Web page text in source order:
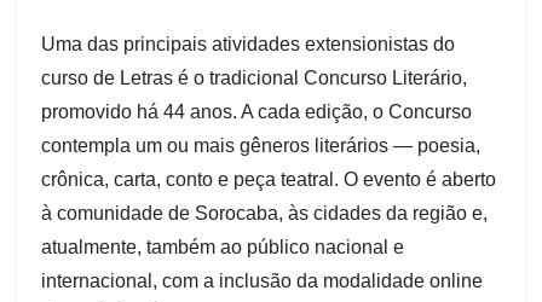
Uma das principais atividades extensionistas do
curso de Letras é o tradicional Concurso Literário,
promovido há 44 anos. A cada edição, o Concurso
contempla um ou mais gêneros literários — poesia,
crônica, carta, conto e peça teatral. O evento é aberto
à comunidade de Sorocaba, às cidades da região e,
atualmente, também ao público nacional e
internacional, com a inclusão da modalidade online